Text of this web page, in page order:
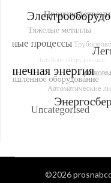
©2026